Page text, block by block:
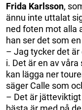
Frida Karlsson,
ännu inte uttalat
ned foten mot alla
han ser det som
– Jag tycker det
i. Det är en av
kan lägga ner
säger Calle som
– Det är